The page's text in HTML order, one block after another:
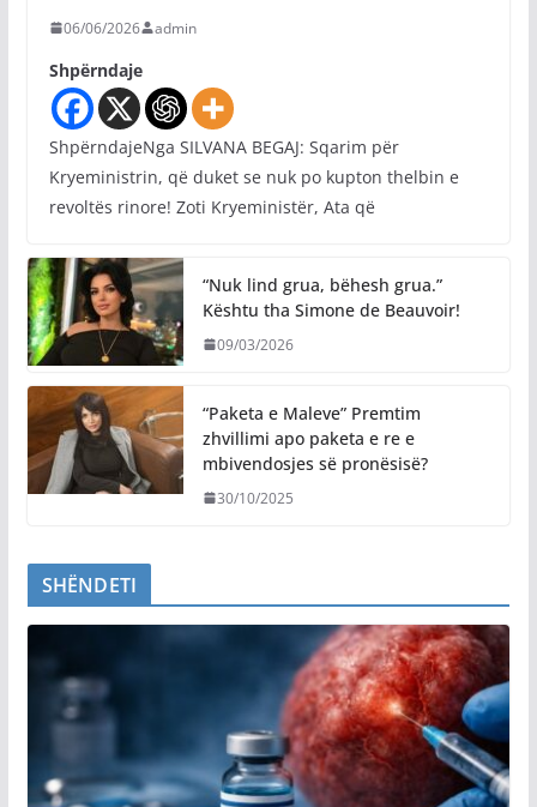
06/06/2026 admin
Shpërndaje
ShpërndajeNga SILVANA BEGAJ: Sqarim për
Kryeministrin, që duket se nuk po kupton thelbin e
revoltës rinore! Zoti Kryeministër, Ata që
“Nuk lind grua, bëhesh grua.”
Kështu tha Simone de Beauvoir!
09/03/2026
“Paketa e Maleve” Premtim
zhvillimi apo paketa e re e
mbivendosjes së pronësisë?
30/10/2025
SHËNDETI